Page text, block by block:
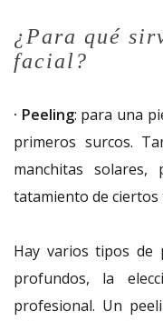
¿Para qué
facial?
· Peeling: para una
primeros surcos.
manchitas solares,
tatamiento de ciertos
Hay varios tipos de
profundos, la
profesional. Un